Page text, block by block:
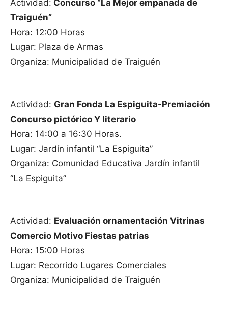
Actividad: Concurso “La Mejor empanada de
Traiguén”
Hora: 12:00 Horas
Lugar: Plaza de Armas
Organiza: Municipalidad de Traiguén
Actividad: Gran Fonda La Espiguita-Premiación
Concurso pictórico Y literario
Hora: 14:00 a 16:30 Horas.
Lugar: Jardín infantil “La Espiguita”
Organiza: Comunidad Educativa Jardín infantil
“La Espiguita”
Actividad: Evaluación ornamentación Vitrinas
Comercio Motivo Fiestas patrias
Hora: 15:00 Horas
Lugar: Recorrido Lugares Comerciales
Organiza: Municipalidad de Traiguén